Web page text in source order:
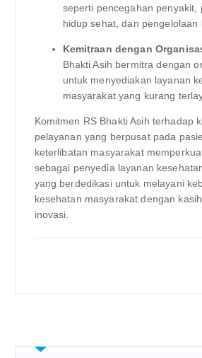
seperti pencegahan penyakit,
hidup sehat, dan pengelolaan
Kemitraan dengan
Bhakti Asih bermitra dengan
untuk menyediakan layanan
masyarakat yang kurang
Komitmen RS Bhakti Asih terhadap
pelayanan yang berpusat pada
keterlibatan masyarakat
sebagai penyedia layanan
yang berdedikasi untuk melayani
kesehatan masyarakat dengan
inovasi.